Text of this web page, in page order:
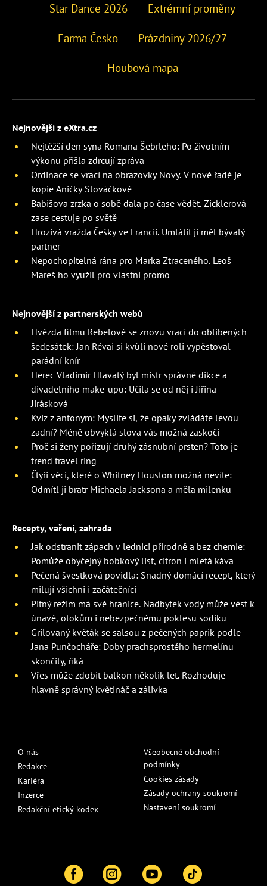
Star Dance 2026 Extrémní proměny
Farma Česko Prázdniny 2026/27
Houbová mapa
Nejnovější z eXtra.cz
Nejtěžší den syna Romana Šebrleho: Po životním
výkonu přišla zdrcují zpráva
Ordinace se vrací na obrazovky Novy. V nové řadě je
kopie Aničky Slováčkové
Babišova zrzka o sobě dala po čase vědět. Zicklerová
zase cestuje po světě
Hrozivá vražda Češky ve Francii. Umlátit jí měl bývalý
partner
Nepochopitelná rána pro Marka Ztraceného. Leoš
Mareš ho využil pro vlastní promo
Nejnovější z partnerských webů
Hvězda filmu Rebelové se znovu vrací do oblíbených
šedesátek: Jan Révai si kvůli nové roli vypěstoval
parádní knír
Herec Vladimír Hlavatý byl mistr správné dikce a
divadelního make-upu: Učila se od něj i Jiřina
Jirásková
Kvíz z antonym: Myslíte si, že opaky zvládáte levou
zadní? Méně obvyklá slova vás možná zaskočí
Proč si ženy pořizují druhý zásnubní prsten? Toto je
trend travel ring
Čtyři věci, které o Whitney Houston možná nevíte:
Odmítl ji bratr Michaela Jacksona a měla milenku
Recepty, vaření, zahrada
Jak odstranit zápach v lednici přírodně a bez chemie:
Pomůže obyčejný bobkový list, citron i mletá káva
Pečená švestková povidla: Snadný domácí recept, který
milují všichni i začátečníci
Pitný režim má své hranice. Nadbytek vody může vést k
únavě, otokům i nebezpečnému poklesu sodíku
Grilovaný květák se salsou z pečených paprik podle
Jana Punčocháře: Doby prachsprostého hermelínu
skončily, říká
Vřes může zdobit balkon několik let. Rozhoduje
hlavně správný květináč a zálivka
O nás
Redakce
Kariéra
Inzerce
Redakční etický kodex
Všeobecné obchodní
podmínky
Cookies zásady
Zásady ochrany soukromí
Nastavení soukromí